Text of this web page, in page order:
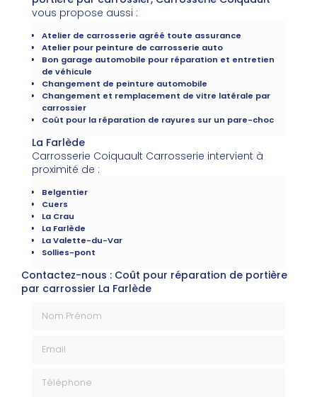
vous propose aussi :
Atelier de carrosserie agréé toute assurance
Atelier pour peinture de carrosserie auto
Bon garage automobile pour réparation et entretien
de véhicule
Changement de peinture automobile
Changement et remplacement de vitre latérale par
carrossier
Coût pour la réparation de rayures sur un pare-choc
La Farlède
Carrosserie Coiquault Carrosserie intervient à
proximité de :
Belgentier
Cuers
La Crau
La Farlède
La Valette-du-Var
Sollies-pont
Contactez-nous : Coût pour réparation de portière
par carrossier La Farlède